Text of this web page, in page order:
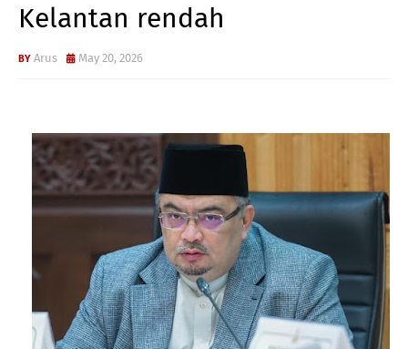
Kelantan rendah
Arus May 20, 2026